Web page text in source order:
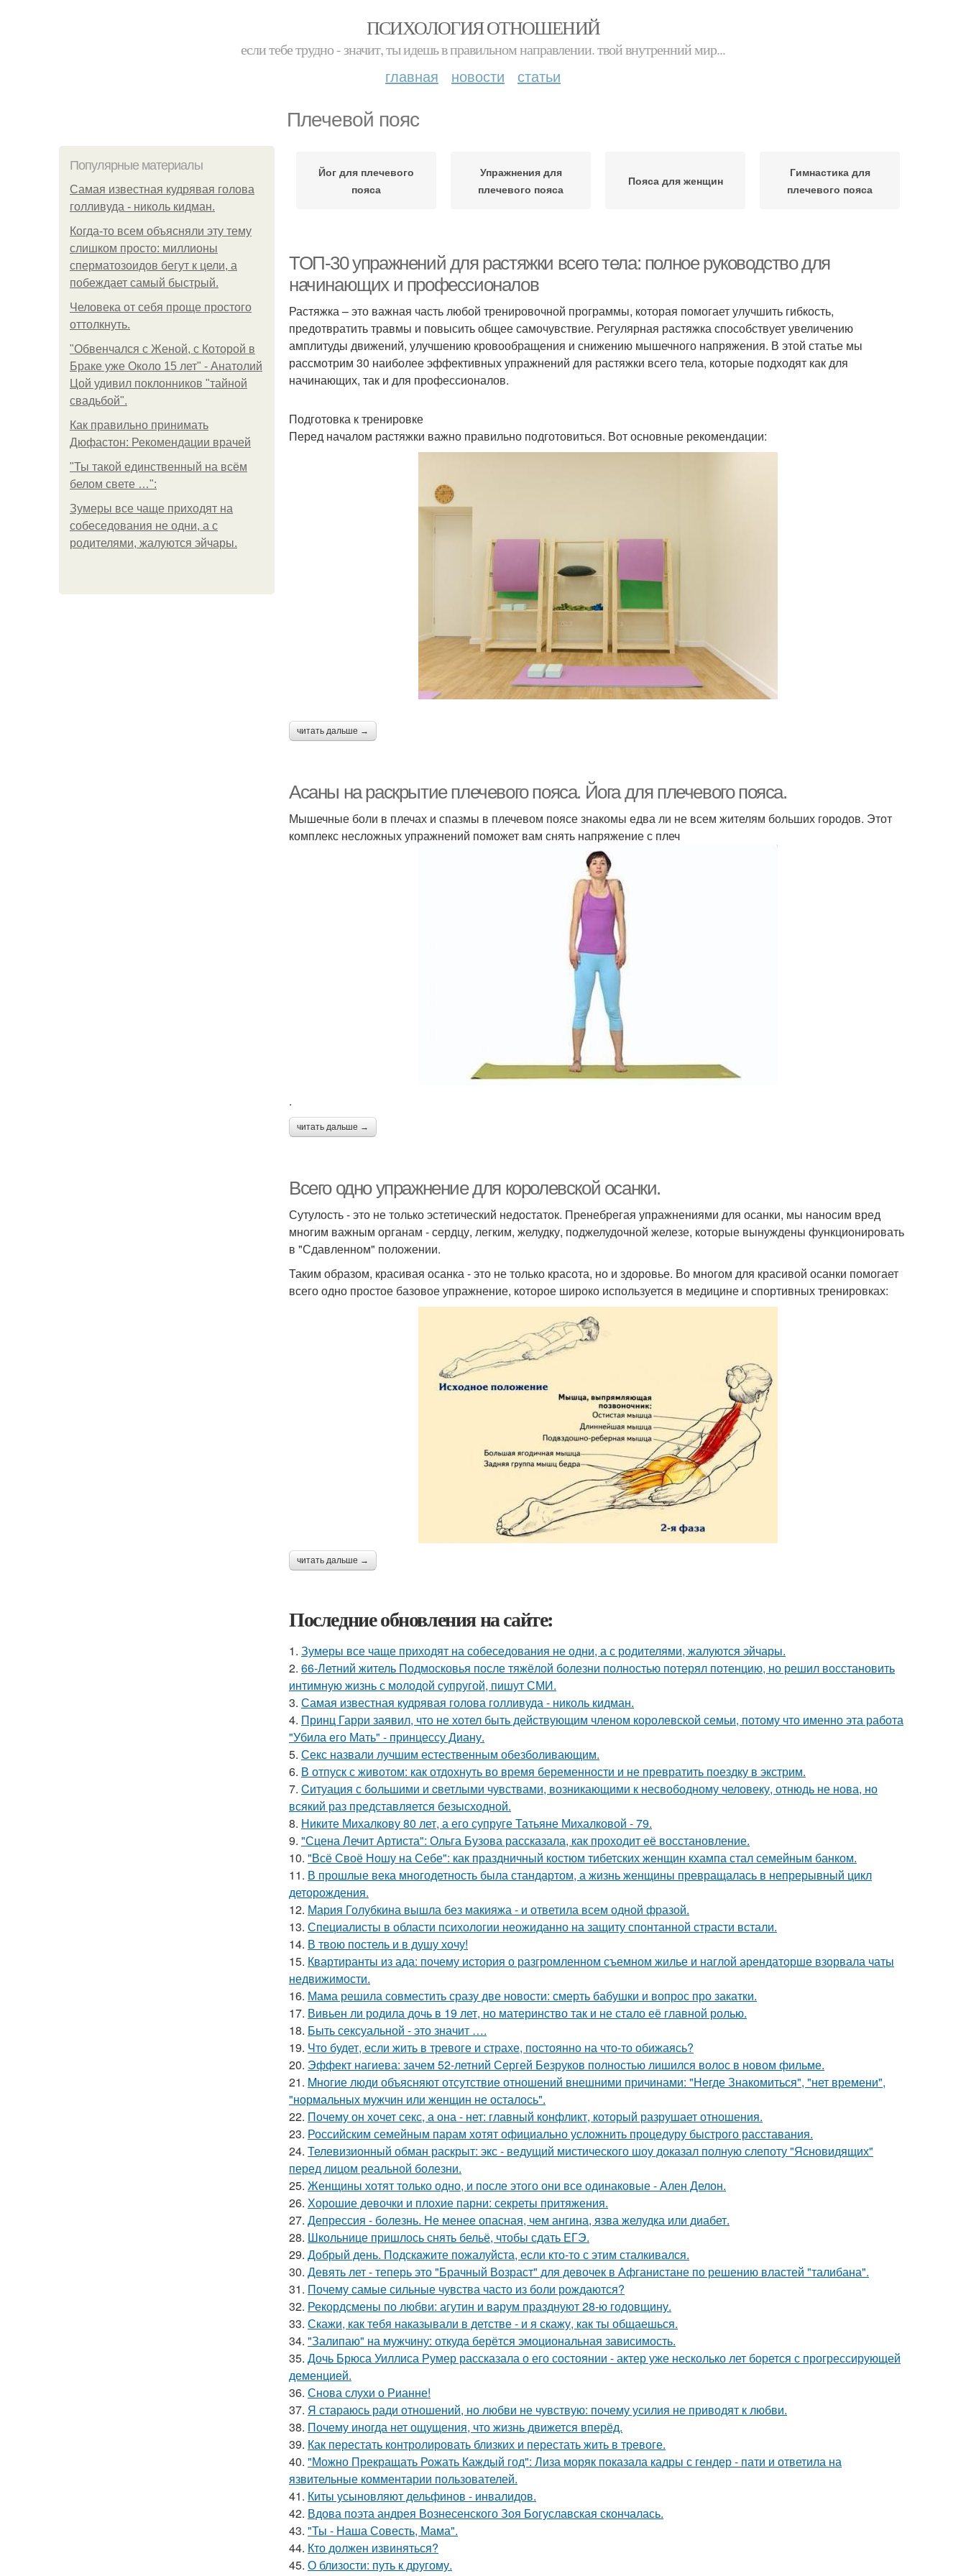
ПСИХОЛОГИЯ ОТНОШЕНИЙ
если тебе трудно - значит, ты идешь в правильном направлении. твой внутренний мир...
главная новости статьи
Плечевой пояс
Популярные материалы
Самая известная кудрявая голова
голливуда - николь кидман.
Когда-то всем объясняли эту тему
слишком просто: миллионы
сперматозоидов бегут к цели, а
побеждает самый быстрый.
Человека от себя проще простого
оттолкнуть.
"Обвенчался с Женой, с Которой в
Браке уже Около 15 лет" - Анатолий
Цой удивил поклонников "тайной
свадьбой".
Как правильно принимать
Дюфастон: Рекомендации врачей
"Ты такой единственный на всём
белом свете …":
Зумеры все чаще приходят на
собеседования не одни, а с
родителями, жалуются эйчары.
Йог для плечевого
пояса
Упражнения для
плечевого пояса
Пояса для женщин
Гимнастика для
плечевого пояса
ТОП-30 упражнений для растяжки всего тела: полное руководство для
начинающих и профессионалов
Растяжка – это важная часть любой тренировочной программы, которая помогает улучшить гибкость,
предотвратить травмы и повысить общее самочувствие. Регулярная растяжка способствует увеличению
амплитуды движений, улучшению кровообращения и снижению мышечного напряжения. В этой статье мы
рассмотрим 30 наиболее эффективных упражнений для растяжки всего тела, которые подходят как для
начинающих, так и для профессионалов.
Подготовка к тренировке
Перед началом растяжки важно правильно подготовиться. Вот основные рекомендации:
читать дальше →
Асаны на раскрытие плечевого пояса. Йога для плечевого пояса.
Мышечные боли в плечах и спазмы в плечевом поясе знакомы едва ли не всем жителям больших городов. Этот
комплекс несложных упражнений поможет вам снять напряжение с плеч
.
читать дальше →
Всего одно упражнение для королевской осанки.
Сутулость - это не только эстетический недостаток. Пренебрегая упражнениями для осанки, мы наносим вред
многим важным органам - сердцу, легким, желудку, поджелудочной железе, которые вынуждены функционировать
в "Сдавленном" положении.
Таким образом, красивая осанка - это не только красота, но и здоровье. Во многом для красивой осанки помогает
всего одно простое базовое упражнение, которое широко используется в медицине и спортивных тренировках:
читать дальше →
Последние обновления на сайте:
1. Зумеры все чаще приходят на собеседования не одни, а с родителями, жалуются эйчары.
2. 66-Летний житель Подмосковья после тяжёлой болезни полностью потерял потенцию, но решил восстановить
интимную жизнь с молодой супругой, пишут СМИ.
3. Самая известная кудрявая голова голливуда - николь кидман.
4. Принц Гарри заявил, что не хотел быть действующим членом королевской семьи, потому что именно эта работа
"Убила его Мать" - принцессу Диану.
5. Секс назвали лучшим естественным обезболивающим.
6. В отпуск с животом: как отдохнуть во время беременности и не превратить поездку в экстрим.
7. Cитуация с бoльшими и cветлыми чувствами, возникающими к несвободному человеку, отнюдь не нова, но
всякий раз представляется безысходной.
8. Никите Михалкову 80 лет, а его супруге Татьяне Михалковой - 79.
9. "Сцена Лечит Артиста": Ольга Бузова рассказала, как проходит её восстановление.
10. "Всё Своё Ношу на Себе": как праздничный костюм тибетских женщин кхампа стал семейным банком.
11. В прошлые века многодетность была стандартом, а жизнь женщины превращалась в непрерывный цикл
деторождения.
12. Мария Голубкина вышла без макияжа - и ответила всем одной фразой.
13. Специалисты в области психологии неожиданно на защиту спонтанной страсти встали.
14. В твою постель и в душу хочу!
15. Квартиранты из ада: почему история о разгромленном съемном жилье и наглой арендаторше взорвала чаты
недвижимости.
16. Мама решила совместить сразу две новости: смерть бабушки и вопрос про закатки.
17. Вивьен ли родила дочь в 19 лет, но материнство так и не стало её главной ролью.
18. Быть сексуальной - это значит ….
19. Что будет, если жить в тревоге и страхе, постоянно на что-то обижаясь?
20. Эффект нагиева: зачем 52-летний Сергей Безруков полностью лишился волос в новом фильме.
21. Mногие люди объясняют отсутствие отношений внешними причинами: "Негде Знакомиться", "нет времени",
"нормальных мужчин или женщин не осталось".
22. Почему он хочет секс, а она - нет: главный конфликт, который разрушает отношения.
23. Российским семейным парам хотят официально усложнить процедуру быстрого расставания.
24. Телевизионный обман раскрыт: экс - ведущий мистического шоу доказал полную слепоту "Ясновидящих"
перед лицом реальной болезни.
25. Женщины хотят только одно, и после этого они все одинаковые - Ален Делон.
26. Хорошие девочки и плохие парни: секреты притяжения.
27. Депрессия - болезнь. Не менее опасная, чем ангина, язва желудка или диабет.
28. Школьнице пришлось снять бельё, чтобы сдать ЕГЭ.
29. Добрый день. Подскaжите пожалуйста, если кто-то с этим сталкивался.
30. Девять лет - теперь это "Брачный Возраст" для девочек в Афганистане по решению властей "талибана".
31. Почему самые сильные чувства часто из боли рождаются?
32. Рекордсмены по любви: агутин и варум празднуют 28-ю годовщину.
33. Скажи, как тебя наказывали в детстве - и я скажу, как ты общаешься.
34. "Залипаю" на мужчину: откуда берётся эмоциональная зависимость.
35. Дочь Брюса Уиллиса Румер рассказала о его состоянии - актер уже несколько лет борется с прогрессирующей
деменцией.
36. Снова слухи о Рианне!
37. Я стараюсь ради отношений, но любви не чувствую: почему усилия не приводят к любви.
38. Почему иногда нет ощущения, что жизнь движется вперёд.
39. Как перестать контролировать близких и перестать жить в тревоге.
40. "Можно Прекращать Рожать Каждый год": Лиза моряк показала кадры с гендер - пати и ответила на
язвительные комментарии пользователей.
41. Киты усыновляют дельфинов - инвалидов.
42. Вдова поэта андрея Вознесенского Зоя Богуславская скончалась.
43. "Ты - Наша Совесть, Мама".
44. Кто должен извиняться?
45. О близости: путь к другому.